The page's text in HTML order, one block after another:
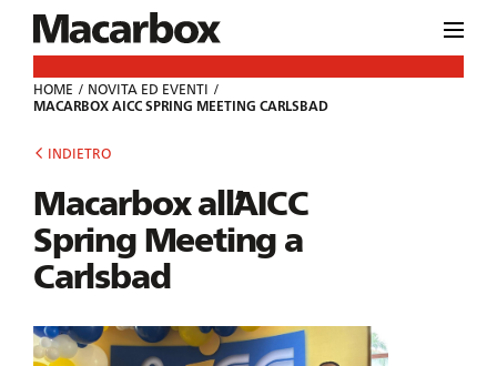
HOME
NOVITA ED EVENTI
MACARBOX AICC SPRING MEETING CARLSBAD
INDIETRO
Macarbox all’AICC
Spring Meeting a
Carlsbad